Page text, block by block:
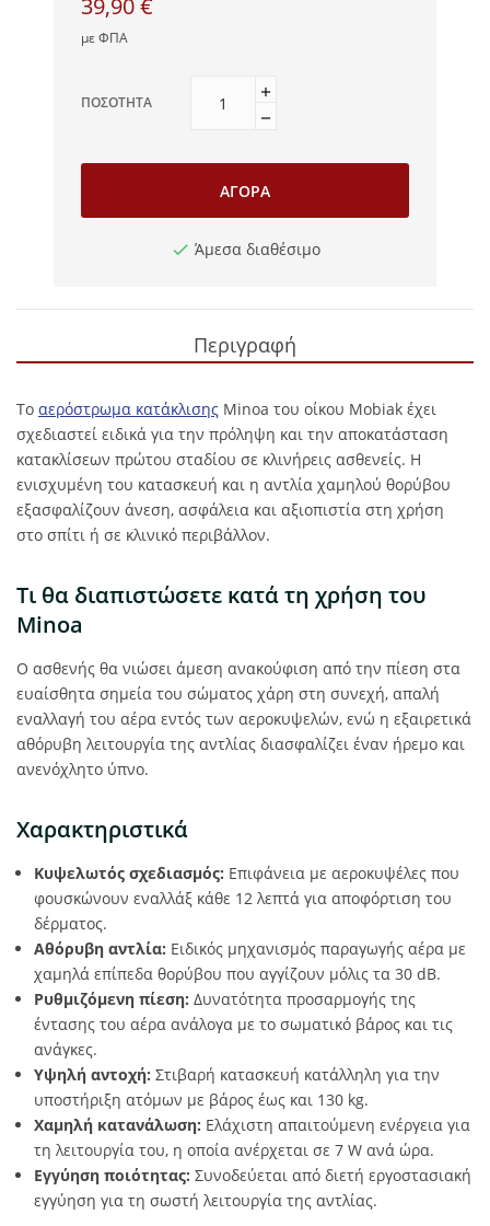
39,90 €
με ΦΠΑ
ΠΟΣΌΤΗΤΑ
ΑΓΟΡΆ
Άμεσα διαθέσιμο
Περιγραφή
Το αερόστρωμα κατάκλισης Minoa του οίκου Mobiak έχει
σχεδιαστεί ειδικά για την πρόληψη και την αποκατάσταση
κατακλίσεων πρώτου σταδίου σε κλινήρεις ασθενείς. Η
ενισχυμένη του κατασκευή και η αντλία χαμηλού θορύβου
εξασφαλίζουν άνεση, ασφάλεια και αξιοπιστία στη χρήση
στο σπίτι ή σε κλινικό περιβάλλον.
Τι θα διαπιστώσετε κατά τη χρήση του
Minoa
Ο ασθενής θα νιώσει άμεση ανακούφιση από την πίεση στα
ευαίσθητα σημεία του σώματος χάρη στη συνεχή, απαλή
εναλλαγή του αέρα εντός των αεροκυψελών, ενώ η εξαιρετικά
αθόρυβη λειτουργία της αντλίας διασφαλίζει έναν ήρεμο και
ανενόχλητο ύπνο.
Χαρακτηριστικά
Κυψελωτός σχεδιασμός: Επιφάνεια με αεροκυψέλες που
φουσκώνουν εναλλάξ κάθε 12 λεπτά για αποφόρτιση του
δέρματος.
Αθόρυβη αντλία: Ειδικός μηχανισμός παραγωγής αέρα με
χαμηλά επίπεδα θορύβου που αγγίζουν μόλις τα 30 dB.
Ρυθμιζόμενη πίεση: Δυνατότητα προσαρμογής της
έντασης του αέρα ανάλογα με το σωματικό βάρος και τις
ανάγκες.
Υψηλή αντοχή: Στιβαρή κατασκευή κατάλληλη για την
υποστήριξη ατόμων με βάρος έως και 130 kg.
Χαμηλή κατανάλωση: Ελάχιστη απαιτούμενη ενέργεια για
τη λειτουργία του, η οποία ανέρχεται σε 7 W ανά ώρα.
Εγγύηση ποιότητας: Συνοδεύεται από διετή εργοστασιακή
εγγύηση για τη σωστή λειτουργία της αντλίας.